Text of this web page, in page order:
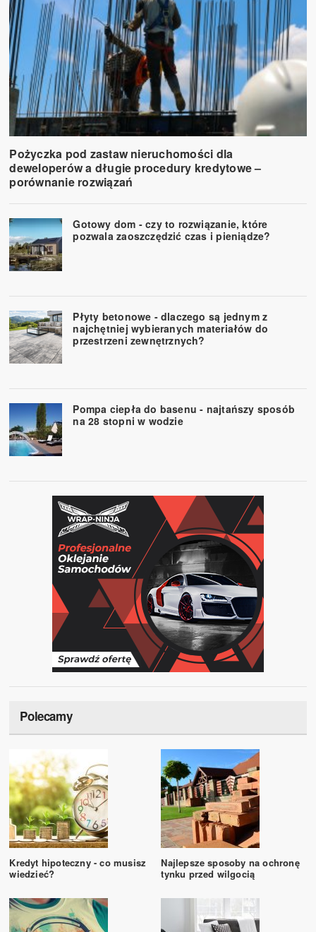
Pożyczka pod zastaw nieruchomości dla
deweloperów a długie procedury kredytowe –
porównanie rozwiązań
Gotowy dom - czy to rozwiązanie, które
pozwala zaoszczędzić czas i pieniądze?
Płyty betonowe - dlaczego są jednym z
najchętniej wybieranych materiałów do
przestrzeni zewnętrznych?
Pompa ciepła do basenu - najtańszy sposób
na 28 stopni w wodzie
Polecamy
Kredyt hipoteczny - co musisz
wiedzieć?
Najlepsze sposoby na ochronę
tynku przed wilgocią